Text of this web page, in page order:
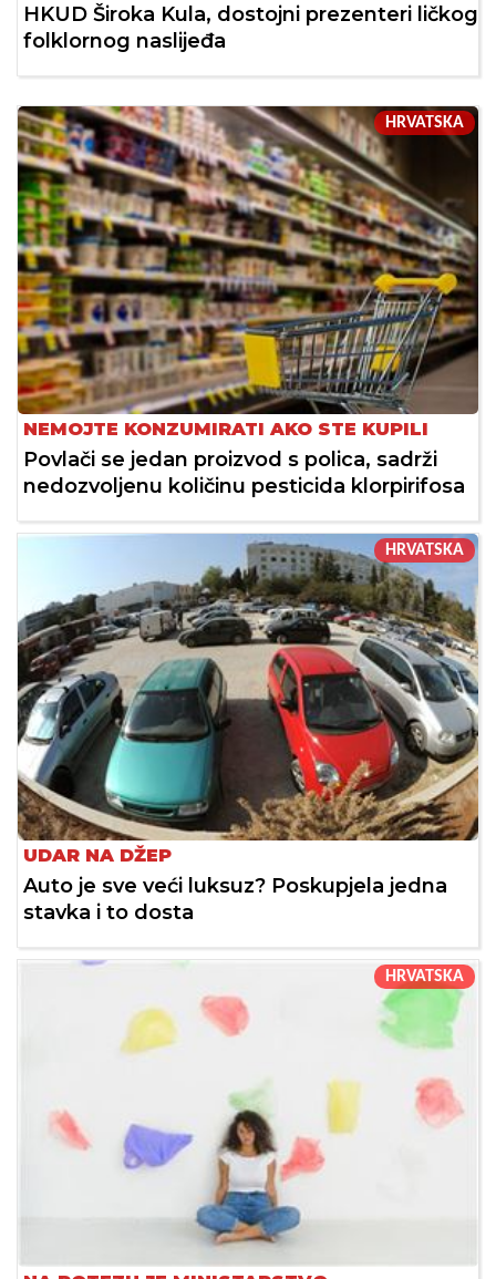
HKUD Široka Kula, dostojni prezenteri ličkog
folklornog naslijeđa
HRVATSKA
NEMOJTE KONZUMIRATI AKO STE KUPILI
Povlači se jedan proizvod s polica, sadrži
nedozvoljenu količinu pesticida klorpirifosa
HRVATSKA
UDAR NA DŽEP
Auto je sve veći luksuz? Poskupjela jedna
stavka i to dosta
HRVATSKA